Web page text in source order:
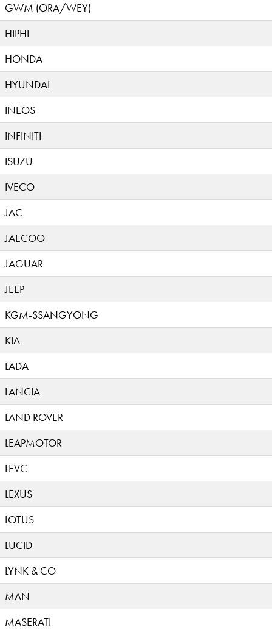
GWM (ORA/WEY)
HIPHI
HONDA
HYUNDAI
INEOS
INFINITI
ISUZU
IVECO
JAC
JAECOO
JAGUAR
JEEP
KGM-SSANGYONG
KIA
LADA
LANCIA
LAND ROVER
LEAPMOTOR
LEVC
LEXUS
LOTUS
LUCID
LYNK & CO
MAN
MASERATI